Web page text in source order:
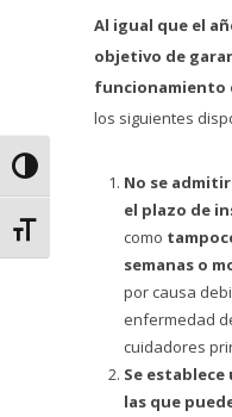
Alternar alto contraste
Alternar tamaño de letra
Al igual que el
objetivo de
funcionamiento
los siguientes
No se
el plazo de
como
semanas o
por causa
enfermedad
cuidadores
Se establece
las que